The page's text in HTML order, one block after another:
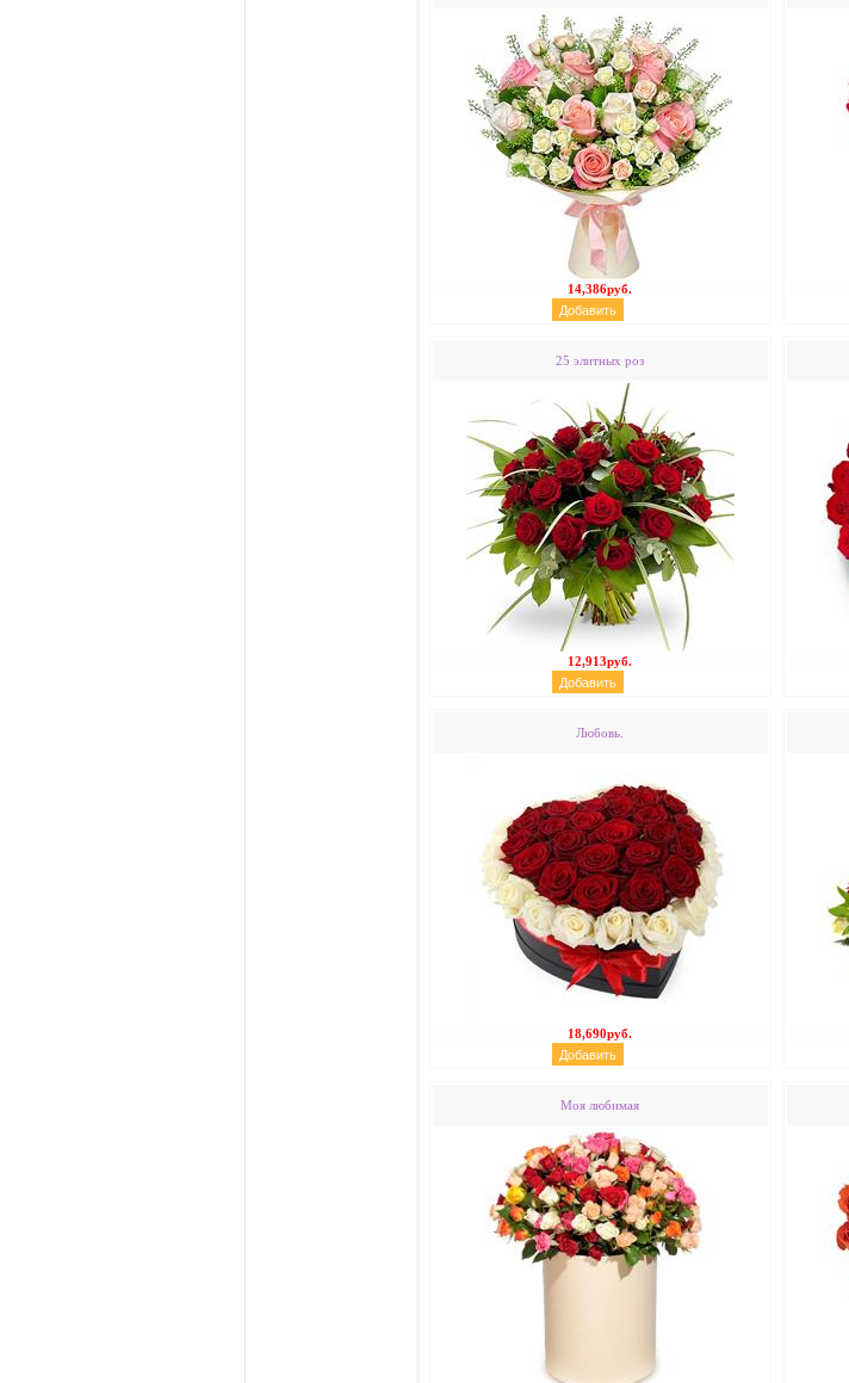
14,386руб.
25 элитных роз
12,913руб.
Любовь.
18,690руб.
Моя любимая